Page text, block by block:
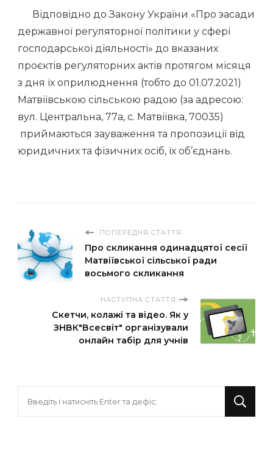
Відповідно до Закону України «Про засади
державної регуляторної політики у сфері
господарської діяльності» до вказаних
проєктів регуляторних актів протягом місяця
з дня їх оприлюднення (тобто до 01.07.2021)
Матвіївською сільською радою (за адресою:
вул. Центральна, 77а, с. Матвіївка, 70035)
приймаються зауваження та пропозиції від
юридичних та фізичних осіб, їх об’єднань.
ПОПЕРЕДНЯ СТАТТЯ
Про скликання одинадцятої сесії
Матвіївської сільської ради
восьмого скликання
НАСТУПНА СТАТТЯ
Скетчи, колажі та відео. Як у
ЗНВК"Всесвіт" організували
онлайн табір для учнів